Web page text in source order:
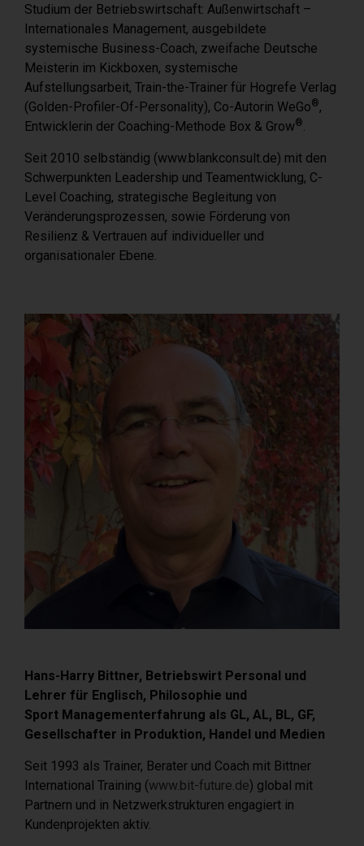
Studium der Betriebswirtschaft: Außenwirtschaft –
Internationales Management, ausgebildete
systemische Business-Coach, zweifache Deutsche
Meisterin im Kickboxen, systemische
Aufstellungsarbeit, Train-the-Trainer für Hogrefe Verlag
(Golden-Profiler-Of-Personality), Co-Autorin WeGo®,
Entwicklerin der Coaching-Methode Box & Grow®.
Seit 2010 selbständig (www.blankconsult.de) mit den
Schwerpunkten Leadership und Teamentwicklung, C-
Level Coaching, strategische Begleitung von
Veränderungsprozessen, sowie Förderung von
Resilienz & Vertrauen auf individueller und
organisationaler Ebene.
Hans-Harry Bittner, Betriebswirt Personal und
Lehrer für Englisch, Philosophie und
Sport Managementerfahrung als GL, AL, BL, GF,
Gesellschafter in Produktion, Handel und Medien
Seit 1993 als Trainer, Berater und Coach mit Bittner
International Training (www.bit-future.de) global mit
Partnern und in Netzwerkstrukturen engagiert in
Kundenprojekten aktiv.